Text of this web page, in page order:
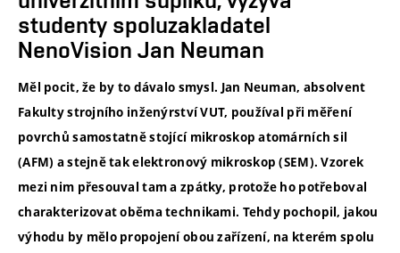
studenty spoluzakladatel
NenoVision Jan Neuman
Měl pocit, že by to dávalo smysl. Jan Neuman, absolvent
Fakulty strojního inženýrství VUT, používal při měření
povrchů samostatně stojící mikroskop atomárních sil
(AFM) a stejně tak elektronový mikroskop (SEM). Vzorek
mezi nim přesouval tam a zpátky, protože ho potřeboval
charakterizovat oběma technikami. Tehdy pochopil, jakou
výhodu by mělo propojení obou zařízení, na kterém spolu